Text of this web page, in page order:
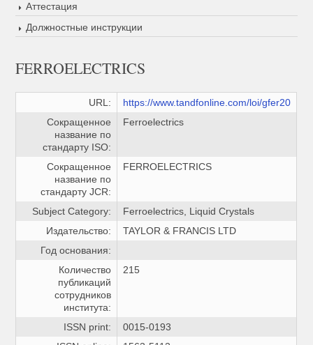
Аттестация
Должностные инструкции
FERROELECTRICS
URL:
https://www.tandfonline.com/loi/gfer20
Сокращенное
название по
стандарту ISO:
Ferroelectrics
Сокращенное
название по
стандарту JCR:
FERROELECTRICS
Subject Category:
Ferroelectrics, Liquid Crystals
Издательство:
TAYLOR & FRANCIS LTD
Год основания:
Количество
публикаций
сотрудников
института:
215
ISSN print:
0015-0193